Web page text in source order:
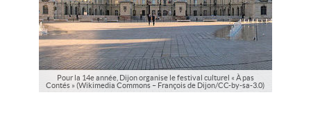
Pour la 14e année, Dijon organise le festival culturel « À pas
Contés » (Wikimedia Commons – François de Dijon/CC-by-sa-3.0)